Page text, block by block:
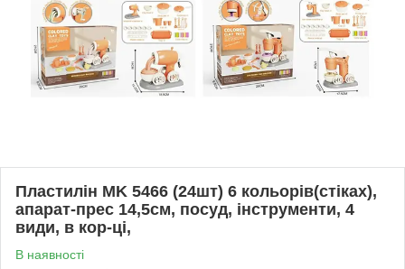
Пластилін MK 5466 (24шт) 6 кольорів(стіках),
апарат-прес 14,5см, посуд, інструменти, 4
види, в кор-ці,
В наявності